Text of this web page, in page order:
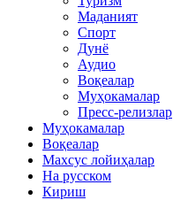
Маданият
Спорт
Дунё
Аудио
Воқеалар
Муҳокамалар
Пресс-релизлар
Муҳокамалар
Воқеалар
Махсус лойиҳалар
На русском
Кириш